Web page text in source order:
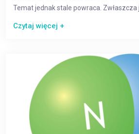
Temat jednak stale powraca. Zwłaszcza
Czytaj więcej +